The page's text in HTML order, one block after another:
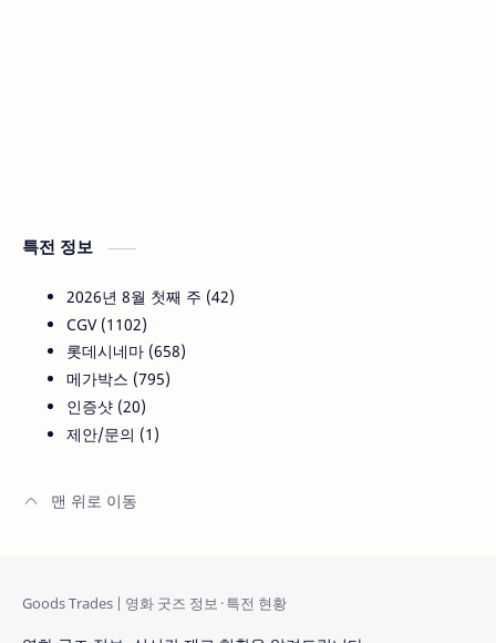
특전 정보
2026년 8월 첫째 주 42
CGV 1102
롯데시네마 658
메가박스 795
인증샷 20
제안/문의
1